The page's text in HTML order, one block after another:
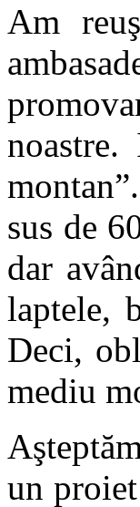
Am
sus de
dar
laptele,
Deci,
mediu
un